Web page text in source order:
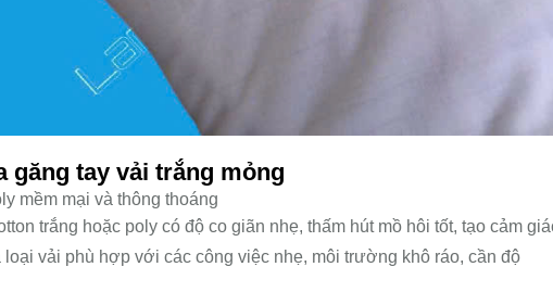
găng tay vải trắng mỏng
mềm mại và thông thoáng
trắng hoặc poly có độ co giãn nhẹ, thấm hút mồ hôi tốt, tạo cảm
vải phù hợp với các công việc nhẹ, môi trường khô ráo, cần độ